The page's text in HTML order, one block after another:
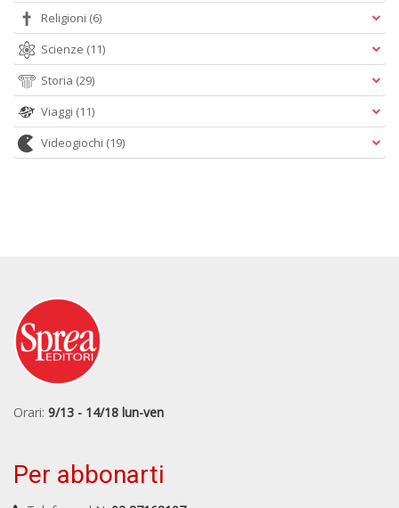
Religioni (6)
Scienze (11)
Storia (29)
Viaggi (11)
Videogiochi (19)
Orari: 9/13 - 14/18 lun-ven
Per abbonarti